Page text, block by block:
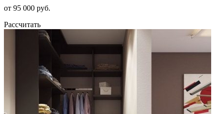
от 95 000 руб.
Рассчитать